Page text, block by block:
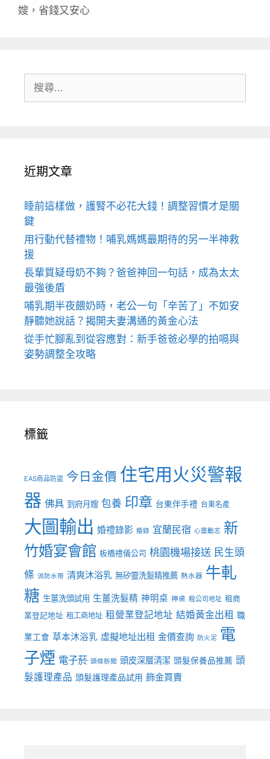
嫂，省錢又安心
尋:
近期文章
睡前這樣做，護腎不必花大錢！調整習慣才是關
鍵
用行動代替禮物！哺乳媽媽最期待的另一半神救
援
長輩質疑母奶不夠？爸爸神回一句話，成為太太
最強後盾
哺乳期半夜餵奶時，老公一句「辛苦了」不如安
靜聽她說話？揭開夫妻溝通的黃金心法
從手忙腳亂到從容應對：新手爸爸必學的拍嗝與
姿勢調整全攻略
標籤
EAS商品防盜 今日金價 住宅用火災警報
器 佛具 到府月嫂 包養 印章 台東伴手禮 台東名產
大圖輸出 婚禮錄影 婚錄 宜蘭民宿 心靈勵志 新
竹婚宴會館 板橋禮儀公司 桃園機場接送 民生頭
條 消防水帶 清爽沐浴乳 無矽靈洗髮精推薦 熱水器 牛軋
糖 生薑洗頭試用 生薑洗髮精 神明桌 神桌 租公司地址 租商
業登記地址 租工商地址 租營業登記地址 結婚黃金出租 職
業工會 草本沐浴乳 虛擬地址出租 金價查詢 防火泥
電
子煙 電子菸 頭條新聞 頭皮深層清潔 頭髮保養品推薦 頭
髮護理產品 頭髮護理產品試用 飾金買賣